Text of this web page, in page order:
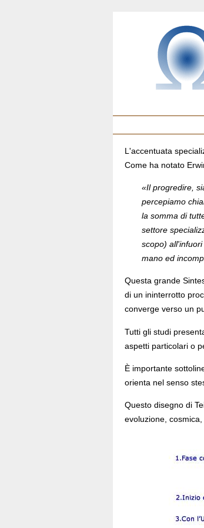
L'accentuata
Come ha notato
«Il progredire,
percepiamo
la somma di
settore
scopo)
mano ed
Questa grande
di un ininterrotto
converge verso un
Tutti gli studi
aspetti particolari o
È importante
orienta nel senso
Questo disegno di
evoluzione,